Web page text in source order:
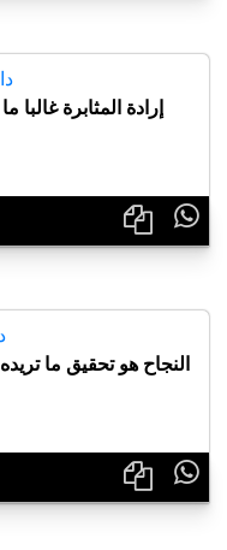
إرادة المثابرة

النجاح هو تحقيق ما
